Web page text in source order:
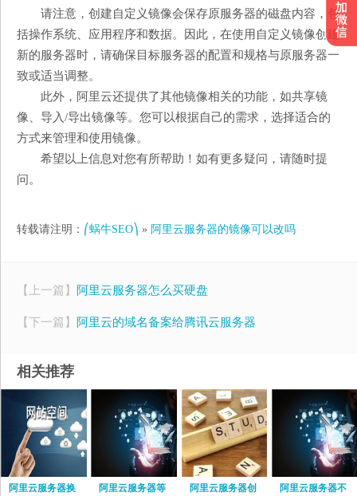
请注意，创建自定义镜像会保存原服务器的磁盘内容，包
括操作系统、应用程序和数据。因此，在使用自定义镜像创建
新的服务器时，请确保目标服务器的配置和规格与原服务器一
致或适当调整。
此外，阿里云还提供了其他镜像相关的功能，如共享镜
像、导入/导出镜像等。您可以根据自己的需求，选择适合的
方式来管理和使用镜像。
希望以上信息对您有所帮助！如有更多疑问，请随时提
问。
转载请注明： ⎛蜗牛SEO⎞ » 阿里云服务器的镜像可以改吗
【上一篇】 阿里云服务器怎么买硬盘
【下一篇】 阿里云的域名备案给腾讯云服务器
相关推荐
阿里云服务器换
阿里云服务器等
阿里云服务器创
阿里云服务器不